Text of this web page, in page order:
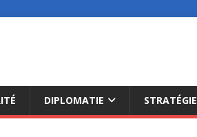
DIPLOMATIE STRATÉGIE